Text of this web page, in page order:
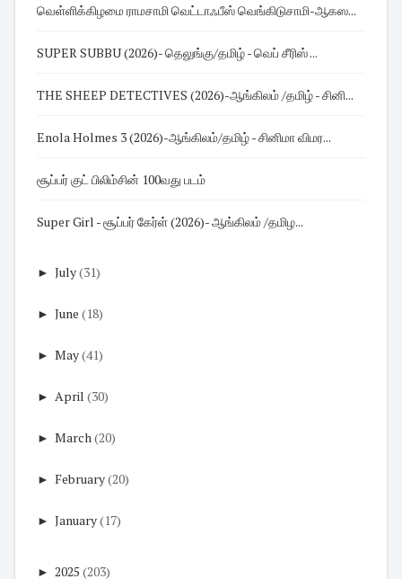
வெள்ளிக்கிழமை ராமசாமி வெட்டாஃபீஸ் வெங்கிடுசாமி-ஆகஸ...
SUPER SUBBU (2026)- தெலுங்கு/தமிழ் - வெப் சீரிஸ் ...
THE SHEEP DETECTIVES (2026)-ஆங்கிலம் /தமிழ் - சினி...
Enola Holmes 3 (2026)-ஆங்கிலம்/தமிழ் - சினிமா விமர...
சூப்பர் குட் பிலிம்சின் 100வது படம்
Super Girl - சூப்பர் கேர்ள் (2026)- ஆங்கிலம் /தமிழ...
► July(31)
► June (18)
► May(41)
► April (30)
► March(20)
► February(20)
► January(17)
► 2025 (203)